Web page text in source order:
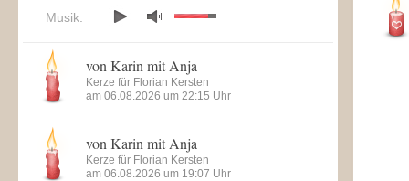
Musik:
von Karin mit Anja
Kerze für Florian Kersten
am 06.08.2026 um 22:15 Uhr
von Karin mit Anja
Kerze für Florian Kersten
am 06.08.2026 um 19:07 Uhr